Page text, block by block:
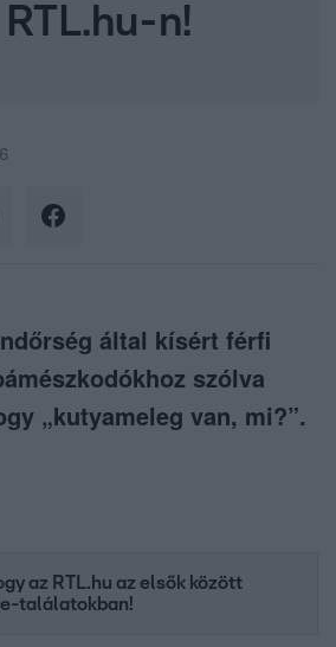
n!
által kísért férfi
szólva
„kutyameleg van, mi?”.
az RTL.hu az elsők között
találatokban!